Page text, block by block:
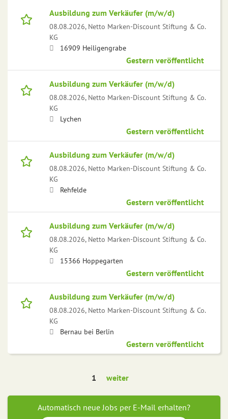
Ausbildung zum Verkäufer (m/w/d)
08.08.2026, Netto Marken-Discount Stiftung & Co.
KG
16909 Heiligengrabe
Gestern veröffentlicht
Ausbildung zum Verkäufer (m/w/d)
08.08.2026, Netto Marken-Discount Stiftung & Co.
KG
Lychen
Gestern veröffentlicht
Ausbildung zum Verkäufer (m/w/d)
08.08.2026, Netto Marken-Discount Stiftung & Co.
KG
Rehfelde
Gestern veröffentlicht
Ausbildung zum Verkäufer (m/w/d)
08.08.2026, Netto Marken-Discount Stiftung & Co.
KG
15366 Hoppegarten
Gestern veröffentlicht
Ausbildung zum Verkäufer (m/w/d)
08.08.2026, Netto Marken-Discount Stiftung & Co.
KG
Bernau bei Berlin
Gestern veröffentlicht
1 weiter
Automatisch neue Jobs per E-Mail erhalten?